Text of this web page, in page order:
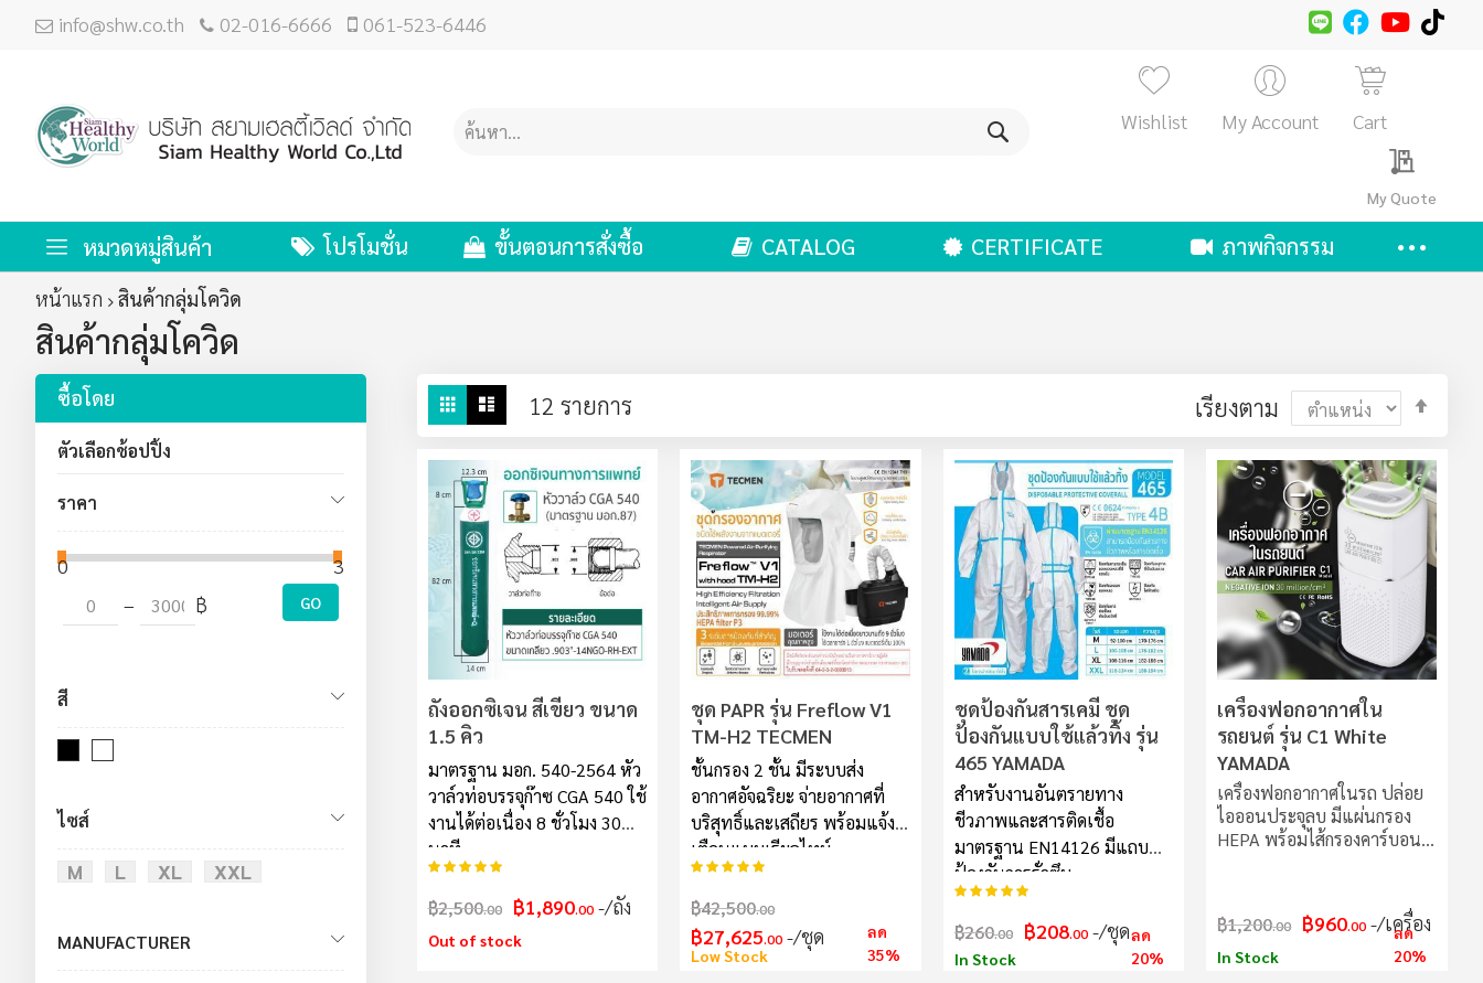
info@shw.co.th 02-016-6666 061-523-6446
My Quote
Wishlist My Account Cart
หมวดหมู่สินค้า โปรโมชั่น ขั้นตอนการสั่งซื้อ CATALOG CERTIFICATE ภาพกิจกรรม
หน้าแรก สินค้ากลุ่มโควิด
สินค้ากลุ่มโควิด
ใน
มุม
มอง
ตาราง รายการ
12 รายการ เรียงตาม
ตาม
ลำดับ
มาก
ไป
ถังออกซิเจน สีเขียว ขนาด
1.5 คิว
มาตรฐาน มอก. 540-2564 หัว
วาล์วท่อบรรจุก๊าซ CGA 540 ใช้
งานได้ต่อเนื่อง 8 ชั่วโมง 30
นาที
อันดับ:
฿2,500.00 ฿1,890.00 /ถัง
Out of stock
ชุด PAPR รุ่น Freflow V1
TM-H2 TECMEN
ชั้นกรอง 2 ชั้น มีระบบส่ง
อากาศอัจฉริยะ จ่ายอากาศที่
บริสุทธิ์และเสถียร พร้อมแจ้ง
เตือนแบบเรียลไทม์
อันดับ:
฿42,500.00
฿27,625.00 /ชุด
Low Stock
ลด
35%
ชุดป้องกันสารเคมี ชุด
ป้องกันแบบใช้แล้วทิ้ง รุ่น
465 YAMADA
สำหรับงานอันตรายทาง
ชีวภาพและสารติดเชื้อ
มาตรฐาน EN14126 มีแถบ
ป้องกันการรั่วซึม
อันดับ:
฿260.00 ฿208.00 /ชุด
In Stock
ลด
20%
เครื่องฟอกอากาศใน
รถยนต์ รุ่น C1 White
YAMADA
เครื่องฟอกอากาศในรถ ปล่อย
ไอออนประจุลบ มีแผ่นกรอง
HEPA พร้อมไส้กรองคาร์บอน
ละอองขนาดเล็ก PM 2.5 ปล่อย
ไอออนประจุลบเพื่อจับอนุภาค
ที่ปนเปื้อนในอากาศให้ตกสู่พื้น
฿1,200.00 ฿960.00 /เครื่อง
In Stock
ลด
20%
ซื้อโดย
ตัวเลือกช้อปปิ้ง
ราคา
0
30000
–
฿ GO
สี
ไซส์
M L XL XXL
MANUFACTURER